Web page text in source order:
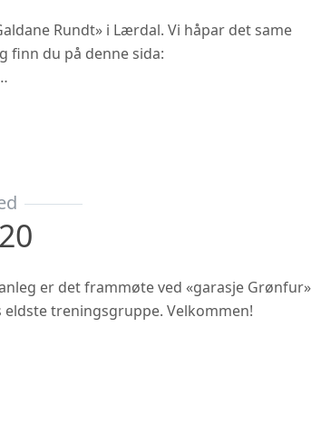
Rundt» i Lærdal. Vi håpar det same
finn du på denne sida:
til Sogn 19.sept
er det frammøte ved «garasje Grønfur»
treningsgruppe. Velkommen!
2020